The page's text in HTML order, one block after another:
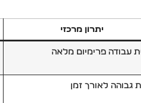
יתרון מרכזי
עבודה פרימיום מלאה
גבוהה לאורך זמן